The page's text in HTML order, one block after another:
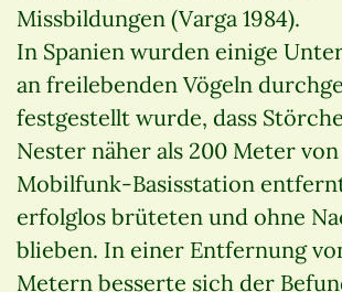
Missbildungen (Varga 1984).
In Spanien wurden einige
an freilebenden Vögeln
festgestellt wurde, dass
Nester näher als 200 Meter
Mobilfunk-Basisstation
erfolglos brüteten und ohne
blieben. In einer Entfernung
Metern besserte sich der